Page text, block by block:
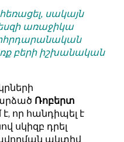
սակայն
առաջիկա
բերի իշխանական
Ռոբերտ
որ հանդիպել է
սկիզբ դրել
ակտիվ